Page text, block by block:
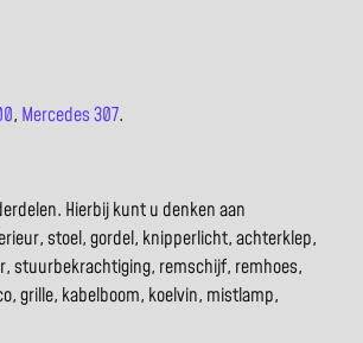
, Mercedes 307.
Hierbij kunt u denken aan
stoel, gordel, knipperlicht, achterklep,
stuurbekrachtiging, remschijf, remhoes,
grille, kabelboom, koelvin, mistlamp,